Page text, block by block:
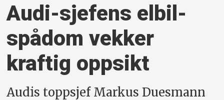
Audi-sjefens elbil-
spådom vekker
kraftig oppsikt
Audis toppsjef Markus Duesmann